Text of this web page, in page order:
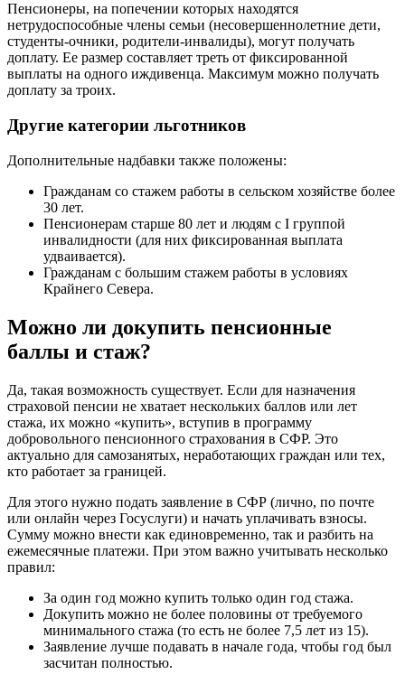
Пенсионеры, на попечении которых находятся
нетрудоспособные члены семьи (несовершеннолетние дети,
студенты-очники, родители-инвалиды), могут получать
доплату. Ее размер составляет треть от фиксированной
выплаты на одного иждивенца. Максимум можно получать
доплату за троих.
Другие категории льготников
Дополнительные надбавки также положены:
Гражданам со стажем работы в сельском хозяйстве более
30 лет.
Пенсионерам старше 80 лет и людям с I группой
инвалидности (для них фиксированная выплата
удваивается).
Гражданам с большим стажем работы в условиях
Крайнего Севера.
Можно ли докупить пенсионные
баллы и стаж?
Да, такая возможность существует. Если для назначения
страховой пенсии не хватает нескольких баллов или лет
стажа, их можно «купить», вступив в программу
добровольного пенсионного страхования в СФР. Это
актуально для самозанятых, неработающих граждан или тех,
кто работает за границей.
Для этого нужно подать заявление в СФР (лично, по почте
или онлайн через Госуслуги) и начать уплачивать взносы.
Сумму можно внести как единовременно, так и разбить на
ежемесячные платежи. При этом важно учитывать несколько
правил:
За один год можно купить только один год стажа.
Докупить можно не более половины от требуемого
минимального стажа (то есть не более 7,5 лет из 15).
Заявление лучше подавать в начале года, чтобы год был
засчитан полностью.